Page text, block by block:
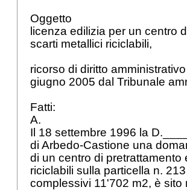
Oggetto
licenza edilizia per un centro
scarti metallici riciclabili,
ricorso di diritto
giugno 2005 dal Tribunale
Fatti:
A.
Il 18 settembre 1996 la
di Arbedo-Castione una
di un centro di pretrattamento
riciclabili sulla particella n.
complessivi 11'702 m2, è